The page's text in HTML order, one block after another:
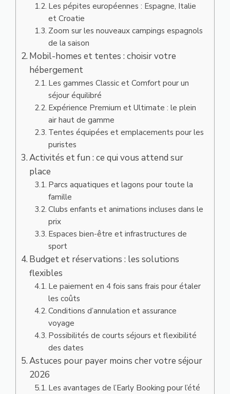
Les pépites européennes : Espagne, Italie
et Croatie
Zoom sur les nouveaux campings espagnols
de la saison
Mobil-homes et tentes : choisir votre
hébergement
Les gammes Classic et Comfort pour un
séjour équilibré
Expérience Premium et Ultimate : le plein
air haut de gamme
Tentes équipées et emplacements pour les
puristes
Activités et fun : ce qui vous attend sur
place
Parcs aquatiques et lagons pour toute la
famille
Clubs enfants et animations incluses dans le
prix
Espaces bien-être et infrastructures de
sport
Budget et réservations : les solutions
flexibles
Le paiement en 4 fois sans frais pour étaler
les coûts
Conditions d’annulation et assurance
voyage
Possibilités de courts séjours et flexibilité
des dates
Astuces pour payer moins cher votre séjour
2026
Les avantages de l’Early Booking pour l’été